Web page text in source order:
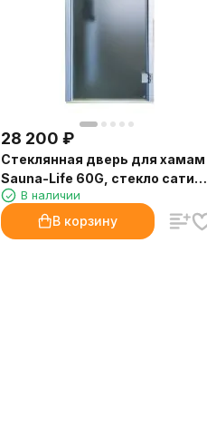
28 200 ₽
Стеклянная дверь для хамам
Sauna-Life 60G, стекло сатин,
70x200 см.
В наличии
В корзину